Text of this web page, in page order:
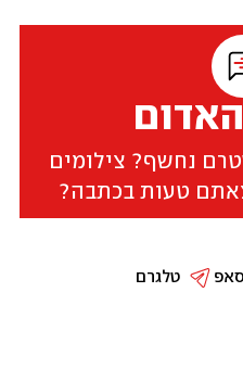
נחשף? צילומים
טעות בכתבה?
טלגרם